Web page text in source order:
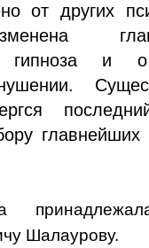
от других
гипноза и
главнейших
Шалаурову.